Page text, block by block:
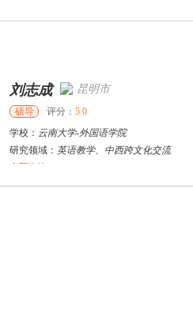
刘志成 昆明市
硕导 评分： 5.0
学校： 云南大学-外国语学院
研究领域： 英语教学、中西跨文化交流
立即咨询
范晨晨 哈尔滨市